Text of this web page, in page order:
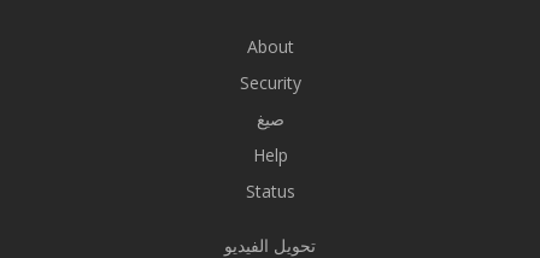
About
Security
صيغ
Help
Status
تحويل الفيديو